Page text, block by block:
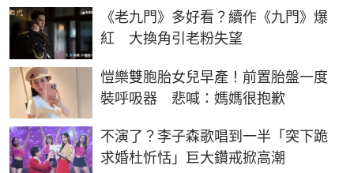
《老九門》多好看？續作《九門》爆
紅 大換角引老粉失望
愷樂雙胞胎女兒早產！前置胎盤一度
裝呼吸器 悲喊：媽媽很抱歉
不演了？李子森歌唱到一半「突下跪
求婚杜忻恬」巨大鑽戒掀高潮